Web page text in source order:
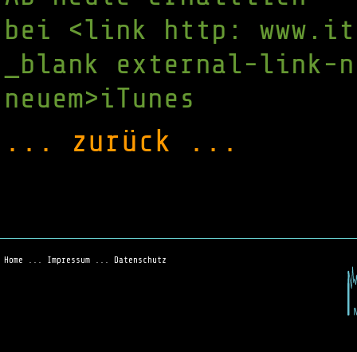
bei <link http:
_blank external-link-
neuem>iTunes
... zurück ...
Home ... Impressum ... Datenschutz